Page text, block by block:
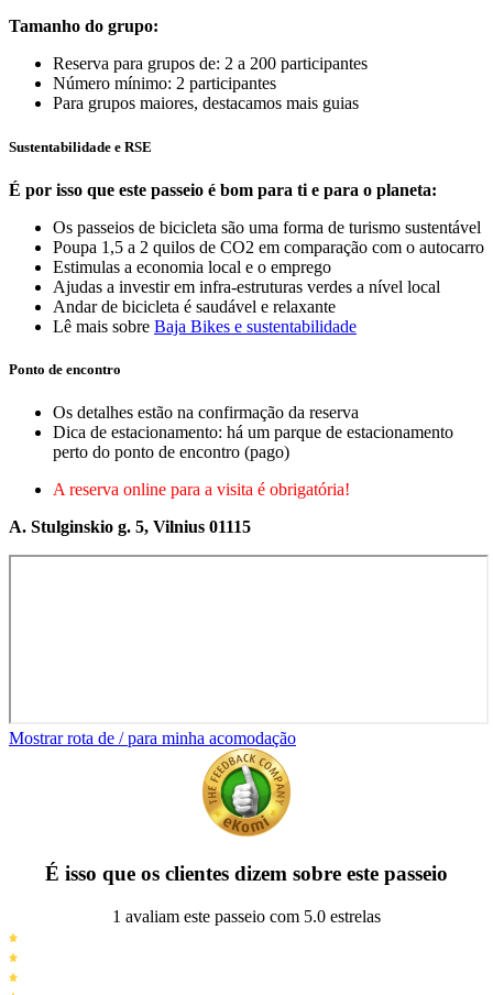
Tamanho do grupo:
Reserva para grupos de: 2 a 200 participantes
Número mínimo: 2 participantes
Para grupos maiores, destacamos mais guias
Sustentabilidade e RSE
É por isso que este passeio é bom para ti e para o planeta:
Os passeios de bicicleta são uma forma de turismo sustentável
Poupa 1,5 a 2 quilos de CO2 em comparação com o autocarro
Estimulas a economia local e o emprego
Ajudas a investir em infra-estruturas verdes a nível local
Andar de bicicleta é saudável e relaxante
Lê mais sobre Baja Bikes e sustentabilidade
Ponto de encontro
Os detalhes estão na confirmação da reserva
Dica de estacionamento: há um parque de estacionamento
perto do ponto de encontro (pago)
A reserva online para a visita é obrigatória!
A. Stulginskio g. 5, Vilnius 01115
Mostrar rota de / para minha acomodação
É isso que os clientes dizem sobre este passeio
1 avaliam este passeio com 5.0 estrelas